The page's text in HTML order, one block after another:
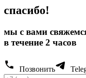
спасибо!
мы с вами
в течение 2 часов
Позвонить